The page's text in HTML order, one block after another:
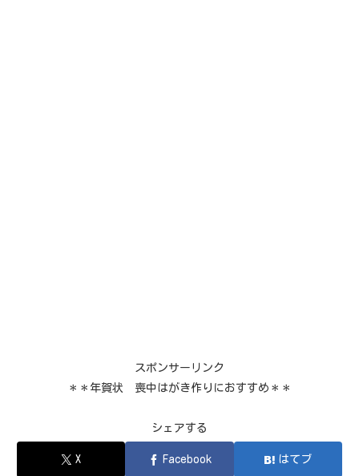
スポンサーリンク
＊＊年賀状 喪中はがき作りにおすすめ＊＊
シェアする
X Facebook はてブ